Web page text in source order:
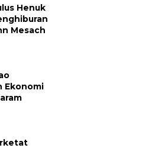
Henuk
Mesach
Ekonomi